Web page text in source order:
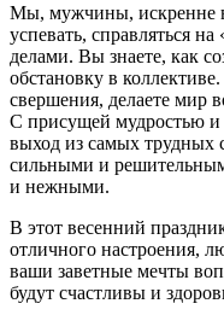
Мы, мужчины, искренне
успевать, справляться
делами. Вы знаете, как
обстановку в
свершения, делаете мир
С присущей мудростью и
выход из самых
сильными и
и нежными.
В этот весенний
отличного настроения,
ваши заветные мечты
будут счастливы и